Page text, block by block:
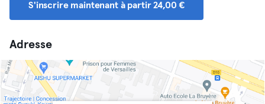
S'inscrire maintenant à partir 24,00 €
Adresse